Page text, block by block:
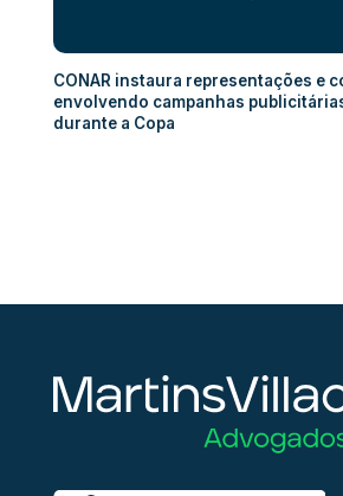
CONAR instaura representações e
envolvendo campanhas
durante a Copa